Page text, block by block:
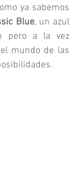
ya sabemos
Blue, un azul
pero a la vez
mundo de las